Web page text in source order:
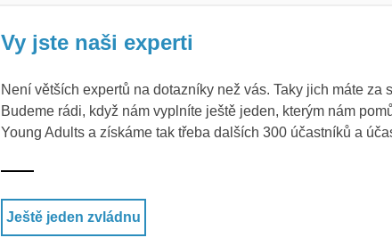
Vy jste naši experti
Není větších expertů na dotazníky než vás. Taky jich máte za
Budeme rádi, když nám vyplníte ještě jeden, kterým nám
Young Adults a získáme tak třeba dalších 300 účastníků a
Ještě jeden zvládnu